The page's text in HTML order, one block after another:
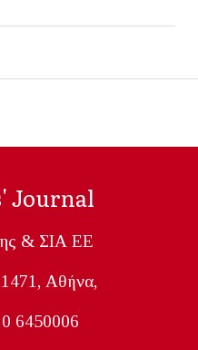
Journal
& ΣΙΑ ΕΕ
Aθήνα,
6450006